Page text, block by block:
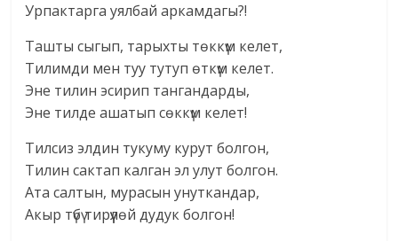
Урпактарга уялбай аркамдагы?!
Ташты сыгып, тарыхты төккүм келет,
Тилимди мен туу тутуп өткүм келет.
Эне тилин эсирип тангандарды,
Эне тилде ашатып сөккүм келет!
Тилсиз элдин тукуму курут болгон,
Тилин сактап калган эл улут болгон.
Ата салтын, мурасын унуткандар,
Акыр түбү тирүүлөй дудук болгон!